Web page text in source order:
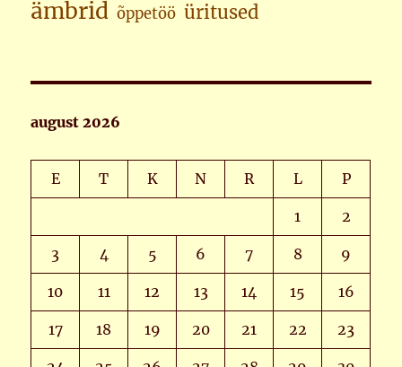
ämbrid õppetöö üritused
august 2026
E T K N R L P
1 2
3 4 5 6 7 8 9
10 11 12 13 14 15 16
17 18 19 20 21 22 23